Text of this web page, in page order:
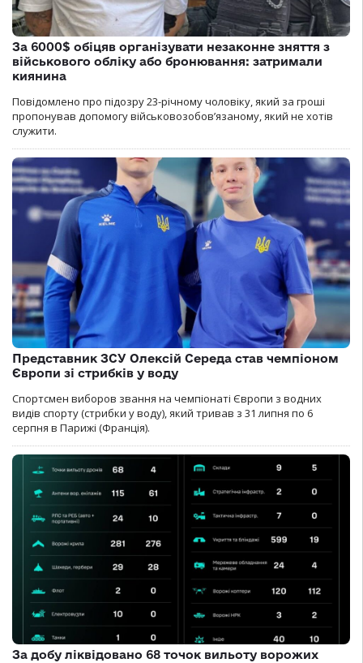
За 6000$ обіцяв організувати незаконне зняття з
військового обліку або бронювання: затримали
киянина
Повідомлено про підозру 23-річному чоловіку, який за гроші
пропонував допомогу військовозобов’язаному, який не хотів
служити.
Представник ЗСУ Олексій Середа став чемпіоном
Європи зі стрибків у воду
Спортсмен виборов звання на чемпіонаті Європи з водних
видів спорту (стрибки у воду), який тривав з 31 липня по 6
серпня в Парижі (Франція).
За добу ліквідовано 68 точок вильоту ворожих